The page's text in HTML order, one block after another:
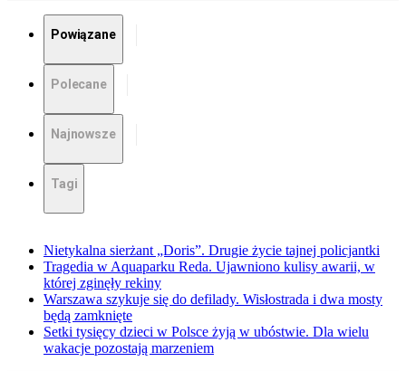
Powiązane
Polecane
Najnowsze
Tagi
Nietykalna sierżant „Doris”. Drugie życie tajnej policjantki
Tragedia w Aquaparku Reda. Ujawniono kulisy awarii, w
której zginęły rekiny
Warszawa szykuje się do defilady. Wisłostrada i dwa mosty
będą zamknięte
Setki tysięcy dzieci w Polsce żyją w ubóstwie. Dla wielu
wakacje pozostają marzeniem